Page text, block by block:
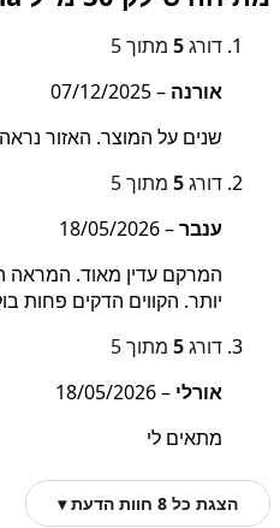
דורג5 מתוך 5
אורנה –
07/12/2025
שנים על המוצר. האזור
דורג5 מתוך 5
ענבר–
18/05/2026
המרקם עדין מאוד. המראה
יותר. הקווים הדקים פחות
דורג5 מתוך 5
אורלי –
18/05/2026
מתאים לי
הצגת כל 8 חוות הדעת ▾